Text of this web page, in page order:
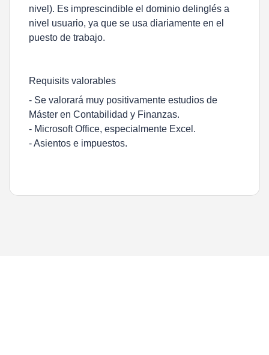
nivel). Es imprescindible el dominio delinglés a
nivel usuario, ya que se usa diariamente en el
puesto de trabajo.
Requisits valorables
- Se valorará muy positivamente estudios de
Máster en Contabilidad y Finanzas.
- Microsoft Office, especialmente Excel.
- Asientos e impuestos.